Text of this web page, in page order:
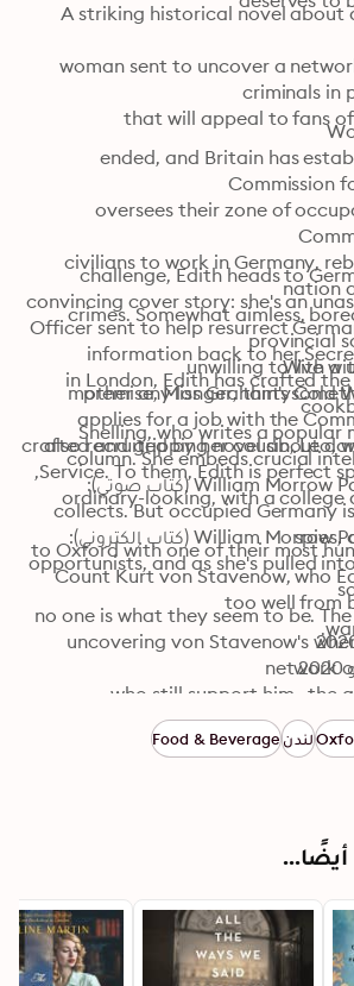
A striking historical novel about an ordinary young
World War II has just
Commission hires British
civilians to work in Germany, rebuild the shattered
crimes. Somewhat aimless, bored with her job as a
provincial schoolteacher, and
mother any longer, thirtysomething Edith Graham
also recruited by her cousin, Leo, who is in the Secret
to Oxford with one of their most hunted war criminals,
Count Kurt von Stavenow, who Edith remembers all
challenge, Edith heads to Germany armed with a
convincing cover story: she's an unassuming Education
Officer sent to help resurrect German schools. To send
cookbook author Stella
column. She embeds crucial intelligence within the
spies, collaborators, and
opportunists, and as she's pulled into their world, Edith
soon discovers that
who still support him--the
With a unique, compelling
premise, Miss Graham's Cold War Cookbook is a
crafted and gripping novel about daring, betrayal, and
© 2020 William Morrow Paperbacks (كتاب صوتي):
لندنFood & Beverage